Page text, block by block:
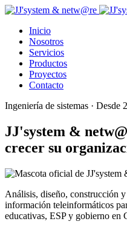
Inicio
Nosotros
Servicios
Productos
Proyectos
Contacto
Ingeniería de sistemas · Desde
JJ'system &
crecer su
Análisis, diseño, construcción
información teleinformáticos
educativas, ESP y gobierno en